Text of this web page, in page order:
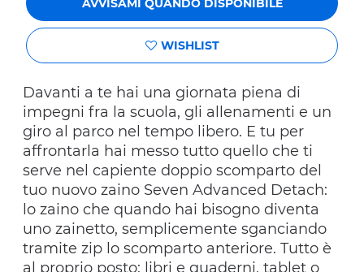
AVVISAMI QUANDO DISPONIBILE
WISHLIST
Davanti a te hai una giornata piena di
impegni fra la scuola, gli allenamenti e un
giro al parco nel tempo libero. E tu per
affrontarla hai messo tutto quello che ti
serve nel capiente doppio scomparto del
tuo nuovo zaino Seven Advanced Detach:
lo zaino che quando hai bisogno diventa
uno zainetto, semplicemente sganciando
tramite zip lo scomparto anteriore. Tutto è
al proprio posto: libri e quaderni, tablet o